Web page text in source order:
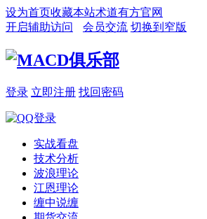
设为首页收藏本站术道有方官网
开启辅助访问
会员交流 切换到窄版
登录 立即注册 找回密码
实战看盘
技术分析
波浪理论
江恩理论
缠中说缠